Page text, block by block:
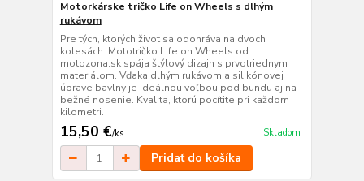
Motorkárske tričko Life on Wheels s dlhým
rukávom
Pre tých, ktorých život sa odohráva na dvoch
kolesách. Mototričko Life on Wheels od
motozona.sk spája štýlový dizajn s prvotriednym
materiálom. Vďaka dlhým rukávom a silikónovej
úprave bavlny je ideálnou voľbou pod bundu aj na
bežné nosenie. Kvalita, ktorú pocítite pri každom
kilometri.
15,50 €/ks Skladom
Pridať do košíka